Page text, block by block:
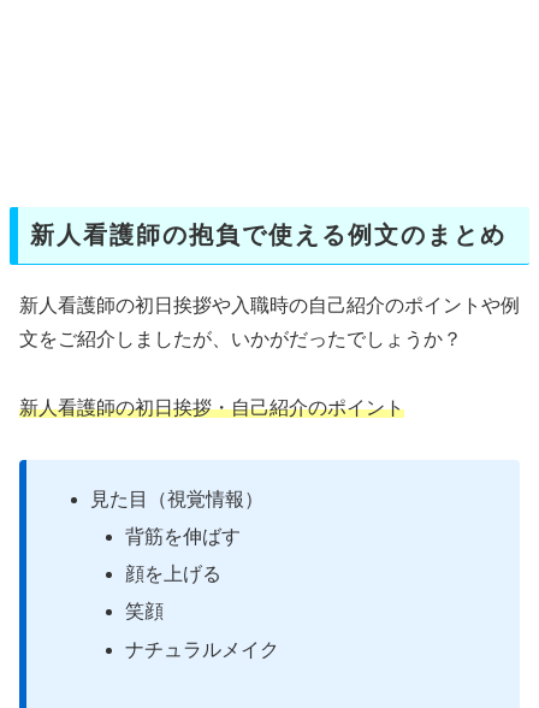
新人看護師の抱負で使える例文のまとめ
新人看護師の初日挨拶や入職時の自己紹介のポイントや例
文をご紹介しましたが、いかがだったでしょうか？
新人看護師の初日挨拶・自己紹介のポイント
見た目（視覚情報）
背筋を伸ばす
顔を上げる
笑顔
ナチュラルメイク